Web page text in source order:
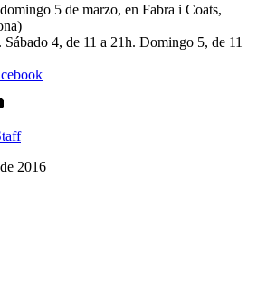
5 de marzo, en Fabra i Coats,
4, de 11 a 21h. Domingo 5, de 11
2016